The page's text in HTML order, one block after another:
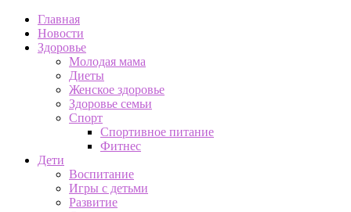
Главная
Новости
Здоровье
Молодая мама
Диеты
Женское здоровье
Здоровье семьи
Спорт
Спортивное питание
Фитнес
Дети
Воспитание
Игры с детьми
Развитие